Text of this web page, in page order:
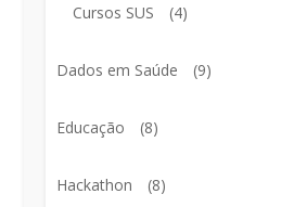
Cursos SUS (4)
Dados em Saúde (9)
Educação (8)
Hackathon (8)